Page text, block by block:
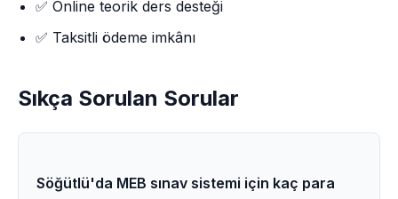
✅ Online teorik ders desteği
✅ Taksitli ödeme imkânı
Sıkça Sorulan Sorular
Söğütlü'da MEB sınav sistemi için kaç para